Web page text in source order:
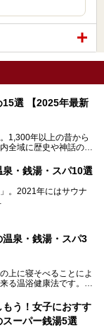
選 【2025年最新
1,300年以上の昔から
全域に歴史や神話の舞
じられる地域です。
な街中にある施設か
ティ豊か。ここでは、
します。
・銭湯・スパ10選
。2021年にはサウナ
トドアフィンランド式
ませんか？
泉・銭湯・スパ3
上に寝そべることによ
る温浴健康法です。じ
美容にも良い影響が期
だわった、奈良県内の
させていただきま
もう！女子におすす
ーパー銭湯5選